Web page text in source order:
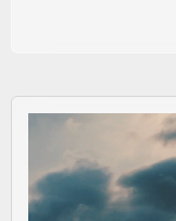
Reproductor
vídeo